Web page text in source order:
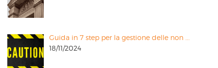
Guida in 7 step per la gestione delle non ...
18/11/2024